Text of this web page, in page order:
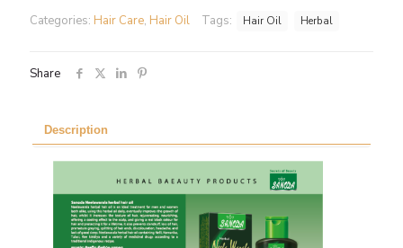
-Categories: Hair Care, Hair Oil Tags: Hair Oil Herbal
Share
Description